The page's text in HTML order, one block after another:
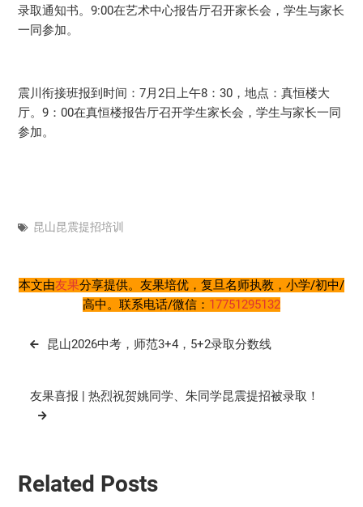
录取通知书。9:00在艺术中心报告厅召开家长会，学生与家长
一同参加。
震川衔接班报到时间：7月2日上午8：30，地点：真恒楼大
厅。9：00在真恒楼报告厅召开学生家长会，学生与家长一同
参加。
昆山昆震提招培训
本文由友果分享提供。友果培优，复旦名师执教，小学/初中/
高中。联系电话/微信： 17751295132
文
昆山2026中考，师范3+4，5+2录取分数线
友果喜报 | 热烈祝贺姚同学、朱同学昆震提招被录取！
Related Posts